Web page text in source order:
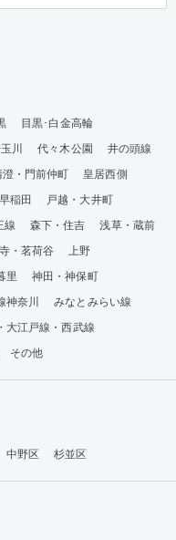
目黒･白金高輪
川 代々木公園
井の頭線
澄・門前仲町
皇居西側
稲田
戸越・大井町
線 森下・住吉
浅草・蔵前
・茗荷谷
上野
里
神田・神保町
神奈川
みなとみらい線
大江戸線・西武線
その他
中野区 杉並区